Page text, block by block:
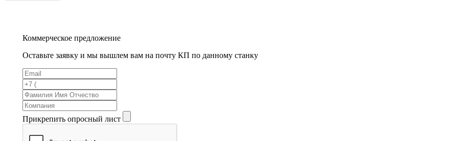
Коммерческое предложение
Оставьте заявку и мы вышлем вам на почту КП по данному станку
Прикрепить опросный лист